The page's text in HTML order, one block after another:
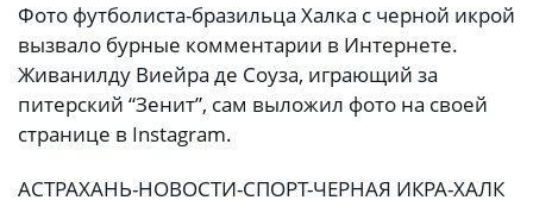
Фото футболиста-бразильца Халка с черной икрой
вызвало бурные комментарии в Интернете.
Живанилду Виейра де Соуза, играющий за
питерский “Зенит”, сам выложил фото на своей
странице в Instagram.
АСТРАХАНЬ-НОВОСТИ-СПОРТ-ЧЕРНАЯ ИКРА-ХАЛК